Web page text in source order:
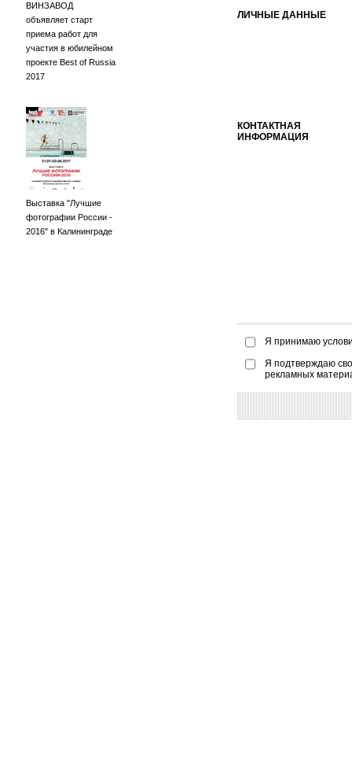
ВИНЗАВОД
объявляет старт
приема работ для
участия в юбилейном
проекте Best of Russia
2017
Выставка "Лучшие
фотографии России -
2016" в Калининграде
ЛИЧНЫЕ ДАННЫЕ
КОНТАКТНАЯ
ИНФОРМАЦИЯ
Я принимаю
Я подтверждаю
рекламных